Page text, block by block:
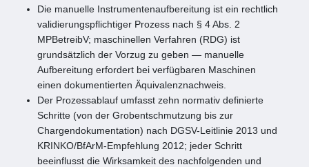
Die manuelle Instrumentenaufbereitung ist ein rechtlich
validierungspflichtiger Prozess nach § 4 Abs. 2
MPBetreibV; maschinellen Verfahren (RDG) ist
grundsätzlich der Vorzug zu geben — manuelle
Aufbereitung erfordert bei verfügbaren Maschinen
einen dokumentierten Äquivalenznachweis.
Der Prozessablauf umfasst zehn normativ definierte
Schritte (von der Grobentschmutzung bis zur
Chargendokumentation) nach DGSV-Leitlinie 2013 und
KRINKO/BfArM-Empfehlung 2012; jeder Schritt
beeinflusst die Wirksamkeit des nachfolgenden und